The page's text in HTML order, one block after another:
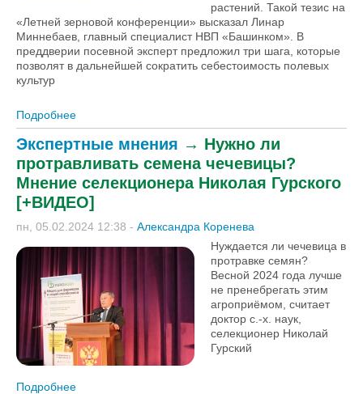
растений. Такой тезис на
«Летней зерновой конференции» высказал Линар
Миннебаев, главный специалист НВП «Башинком». В
преддверии посевной эксперт предложил три шага, которые
позволят в дальнейшей сократить себестоимость полевых
культур
Подробнее
растениях на этапе подготовки семян [+ВИДЕО]
Экспертные мнения → Нужно ли
протравливать семена чечевицы?
Мнение селекционера Николая Гурского
[+ВИДЕО]
пн, 05.02.2024 12:38 - Александра Коренева
Нуждается ли чечевица в
протравке семян?
Весной 2024 года лучше
не пренебрегать этим
агроприёмом, считает
доктор с.-х. наук,
селекционер Николай
Гурский
Подробнее